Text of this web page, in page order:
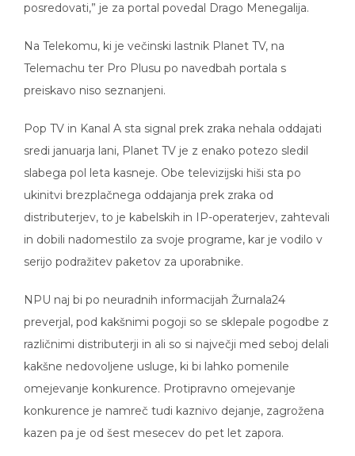
posredovati,” je za portal povedal Drago Menegalija.
Na Telekomu, ki je večinski lastnik Planet TV, na
Telemachu ter Pro Plusu po navedbah portala s
preiskavo niso seznanjeni.
Pop TV in Kanal A sta signal prek zraka nehala oddajati
sredi januarja lani, Planet TV je z enako potezo sledil
slabega pol leta kasneje. Obe televizijski hiši sta po
ukinitvi brezplačnega oddajanja prek zraka od
distributerjev, to je kabelskih in IP-operaterjev, zahtevali
in dobili nadomestilo za svoje programe, kar je vodilo v
serijo podražitev paketov za uporabnike.
NPU naj bi po neuradnih informacijah Žurnala24
preverjal, pod kakšnimi pogoji so se sklepale pogodbe z
različnimi distributerji in ali so si največji med seboj delali
kakšne nedovoljene usluge, ki bi lahko pomenile
omejevanje konkurence. Protipravno omejevanje
konkurence je namreč tudi kaznivo dejanje, zagrožena
kazen pa je od šest mesecev do pet let zapora.